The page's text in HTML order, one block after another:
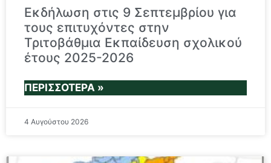
Εκδήλωση στις 9 Σεπτεμβρίου για
τους επιτυχόντες στην
Τριτοβάθμια Εκπαίδευση σχολικού
έτους 2025-2026
ΠΕΡΙΣΣΌΤΕΡΑ »
4 Αυγούστου 2026